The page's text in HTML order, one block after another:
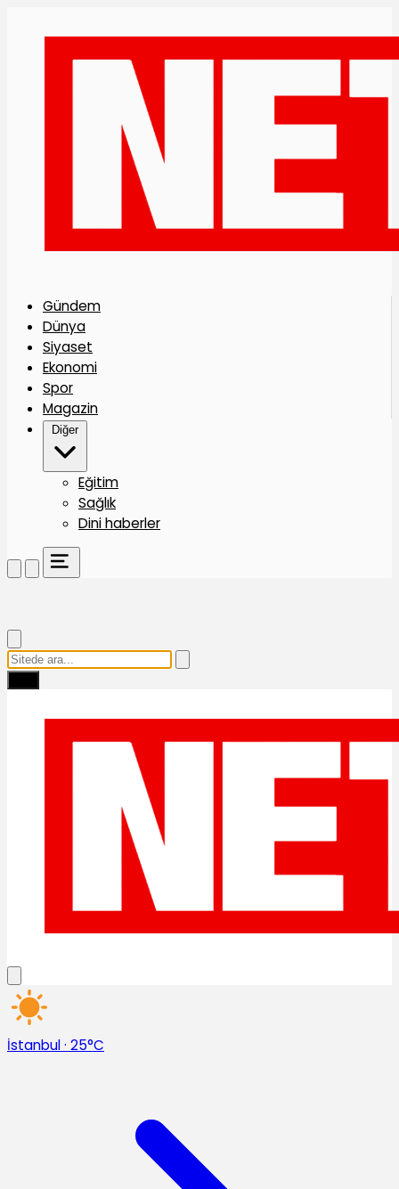
Gündem
Dünya
Siyaset
Ekonomi
Spor
Magazin
Diğer
Eğitim
Sağlık
Dini haberler
İstanbul· 25°C